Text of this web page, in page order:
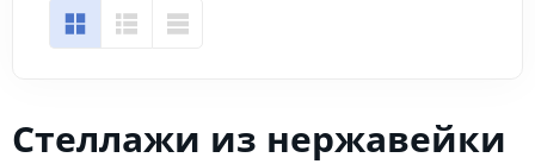
Стеллажи из нержавейки